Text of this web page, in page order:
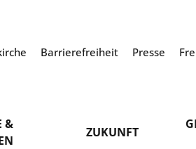
Barrierefreiheit Presse
&
ZUKUNFT